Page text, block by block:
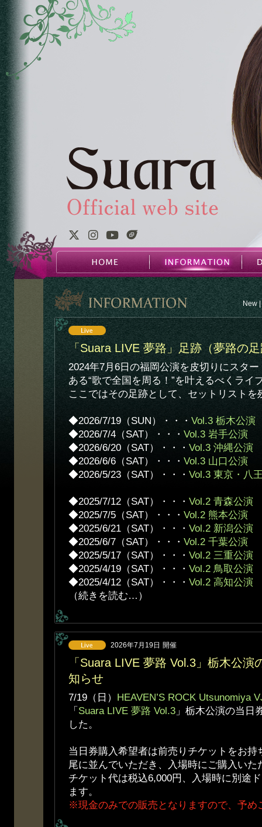
New |
「Suara LIVE 夢路」足跡（夢路の
2024年7月6日の福岡公演を皮切りにスタ
ある“歌で全国を周る！”を叶えるべくライ
ここではその足跡として、セットリストを
◆2026/7/19（SUN）・・・ Vol.3 栃木公演
◆2026/7/4（SAT）・・・ Vol.3 岩手公演
◆2026/6/20（SAT）・・・ Vol.3 沖縄公演
◆2026/6/6（SAT）・・・ Vol.3 山口公演
◆2026/5/23（SAT）・・・ Vol.3 東京・八
◆2025/7/12（SAT）・・・ Vol.2 青森公演
◆2025/7/5（SAT）・・・ Vol.2 熊本公演
◆2025/6/21（SAT）・・・ Vol.2 新潟公演
◆2025/6/7（SAT）・・・ Vol.2 千葉公演
◆2025/5/17（SAT）・・・ Vol.2 三重公演
◆2025/4/19（SAT）・・・ Vol.2 鳥取公演
◆2025/4/12（SAT）・・・ Vol.2 高知公演
（続きを読む…）
2026年7月19日 開催
「Suara LIVE 夢路 Vol.3」栃木公演
知らせ
7/19（日） HEAVEN’S ROCK Utsunomiya
「 Suara LIVE 夢路 Vol.3 」栃木公演の当日
した。
当日券購入希望者は前売りチケットをお持
尾に並んでいただき、入場時にご購入いた
チケット代は税込6,000円、入場時に別途
ます。
※現金のみでの販売となりますので、予め